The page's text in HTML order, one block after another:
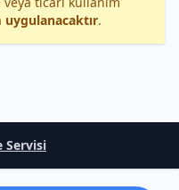
uygulanacaktır.
Servisi